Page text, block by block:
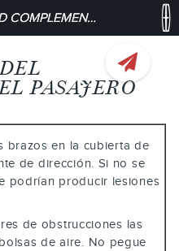
SISTEMA DE SEGURIDAD COMPLEMENTARIA - BOLSAS DE AIRE DEL CONDUCTOR Y DEL PASAJERO
PASAJERO
brazos en la cubierta de
de dirección. Si no se
podrían producir lesiones
de obstrucciones las
de aire. No pegue